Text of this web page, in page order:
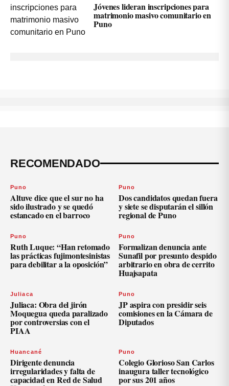
Jóvenes lideran inscripciones para
matrimonio masivo comunitario en
Puno
RECOMENDADO
Puno
Altuve dice que el sur no ha
sido ilustrado y se quedó
estancado en el barroco
Puno
Dos candidatos quedan fuera
y siete se disputarán el sillón
regional de Puno
Puno
Ruth Luque: “Han retomado
las prácticas fujimontesinistas
para debilitar a la oposición”
Puno
Formalizan denuncia ante
Sunafil por presunto despido
arbitrario en obra de cerrito
Huajsapata
Juliaca
Juliaca: Obra del jirón
Moquegua queda paralizado
por controversias con el
PIAA
Puno
JP aspira con presidir seis
comisiones en la Cámara de
Diputados
Huancané
Dirigente denuncia
irregularidades y falta de
capacidad en Red de Salud
Puno
Colegio Glorioso San Carlos
inaugura taller tecnológico
por sus 201 años